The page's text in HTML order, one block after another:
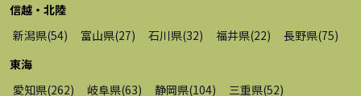
信越・北陸
新潟県(54) 富山県(27) 石川県(32) 福井県(22) 長野県(75)
東海
愛知県(262) 岐阜県(63) 静岡県(104) 三重県(52)